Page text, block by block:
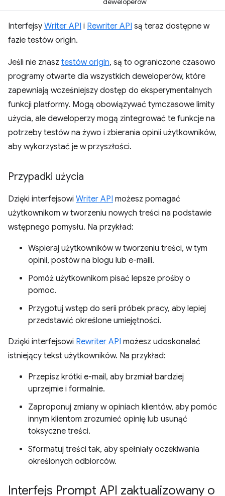
Interfejsy Writer API i Rewriter API są teraz dostępne w
fazie testów origin.
Jeśli nie znasz testów origin, są to ograniczone czasowo
programy otwarte dla wszystkich deweloperów, które
zapewniają wcześniejszy dostęp do eksperymentalnych
funkcji platformy. Mogą obowiązywać tymczasowe limity
użycia, ale deweloperzy mogą zintegrować te funkcje na
potrzeby testów na żywo i zbierania opinii użytkowników,
aby wykorzystać je w przyszłości.
Przypadki użycia
Dzięki interfejsowi Writer API możesz pomagać
użytkownikom w tworzeniu nowych treści na podstawie
wstępnego pomysłu. Na przykład:
Wspieraj użytkowników w tworzeniu treści, w tym
opinii, postów na blogu lub e-maili.
Pomóż użytkownikom pisać lepsze prośby o
pomoc.
Przygotuj wstęp do serii próbek pracy, aby lepiej
przedstawić określone umiejętności.
Dzięki interfejsowi Rewriter API możesz udoskonalać
istniejący tekst użytkowników. Na przykład:
Przepisz krótki e-mail, aby brzmiał bardziej
uprzejmie i formalnie.
Zaproponuj zmiany w opiniach klientów, aby pomóc
innym klientom zrozumieć opinię lub usunąć
toksyczne treści.
Sformatuj treści tak, aby spełniały oczekiwania
określonych odbiorców.
Interfejs Prompt API zaktualizowany o